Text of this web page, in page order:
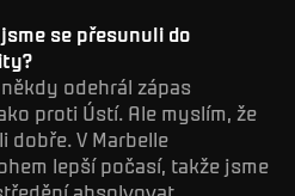
se přesunuli do
odehrál zápas
proti Ústí. Ale myslím, že
dobře. V Marbelle
lepší počasí, takže jsme